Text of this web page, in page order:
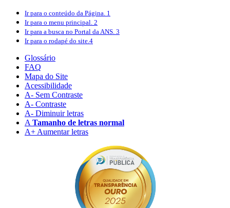
Ir para o conteúdo da Página. 1
Ir para o menu principal. 2
Ir para a busca no Portal da ANS. 3
Ir para o rodapé do site.4
Glossário
FAQ
Mapa do Site
Acessibilidade
A- Sem Contraste
A- Contraste
A- Diminuir letras
A Tamanho de letras normal
A+ Aumentar letras